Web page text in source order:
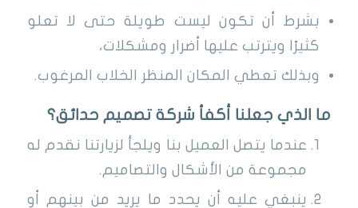
بشرط أن تكون ليست طويلة حتى لا تعلو
كثيرًا ويترتب عليها أضرار ومشكلات،
وبذلك تعطي المكان المنظر الخلاب المرغوب.
ما الذي جعلنا أكفأ شركة تصميم حدائق؟
عندما يتصل العميل بنا ويلجأ لزيارتنا نقدم له
مجموعة من الأشكال والتصاميم.
ينبغي عليه أن يحدد ما يريد من بينهم أو